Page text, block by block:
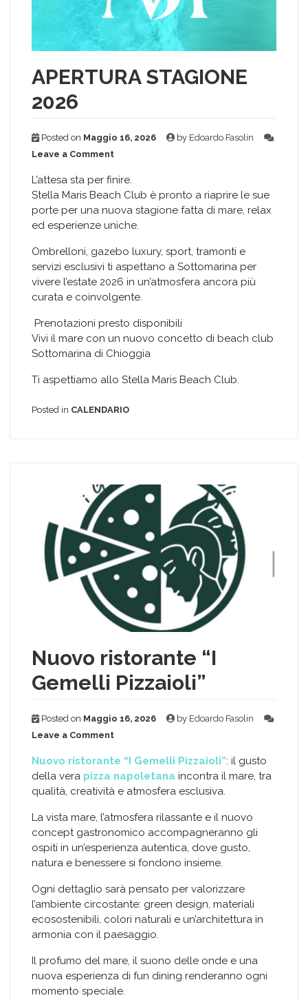
APERTURA STAGIONE
2026
Posted on Maggio 16, 2026 by Edoardo Fasolin
Leave a Comment
STAGIONE
2026
L’attesa sta per finire.
Stella Maris Beach Club è pronto a riaprire le sue
porte per una nuova stagione fatta di mare, relax
ed esperienze uniche.
Ombrelloni, gazebo luxury, sport, tramonti e
servizi esclusivi ti aspettano a Sottomarina per
vivere l’estate 2026 in un’atmosfera ancora più
curata e coinvolgente.
Prenotazioni presto disponibili
Vivi il mare con un nuovo concetto di beach club
Sottomarina di Chioggia
Ti aspettiamo allo Stella Maris Beach Club.
Posted in CALENDARIO
Nuovo ristorante “I
Gemelli Pizzaioli”
Posted on Maggio 16, 2026 by Edoardo Fasolin
Leave a Comment
ristorante
Gemelli
Pizzaioli”
Nuovo ristorante “I Gemelli Pizzaioli”: il gusto
della vera pizza napoletana incontra il mare, tra
qualità, creatività e atmosfera esclusiva.
La vista mare, l’atmosfera rilassante e il nuovo
concept gastronomico accompagneranno gli
ospiti in un’esperienza autentica, dove gusto,
natura e benessere si fondono insieme.
Ogni dettaglio sarà pensato per valorizzare
l’ambiente circostante: green design, materiali
ecosostenibili, colori naturali e un’architettura in
armonia con il paesaggio.
Il profumo del mare, il suono delle onde e una
nuova esperienza di fun dining renderanno ogni
momento speciale.